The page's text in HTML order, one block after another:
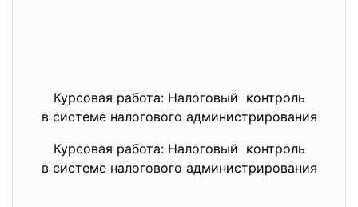
Курсовая работа: Налоговый контроль
в системе налогового администрирования
Курсовая работа: Налоговый контроль
в системе налогового администрирования